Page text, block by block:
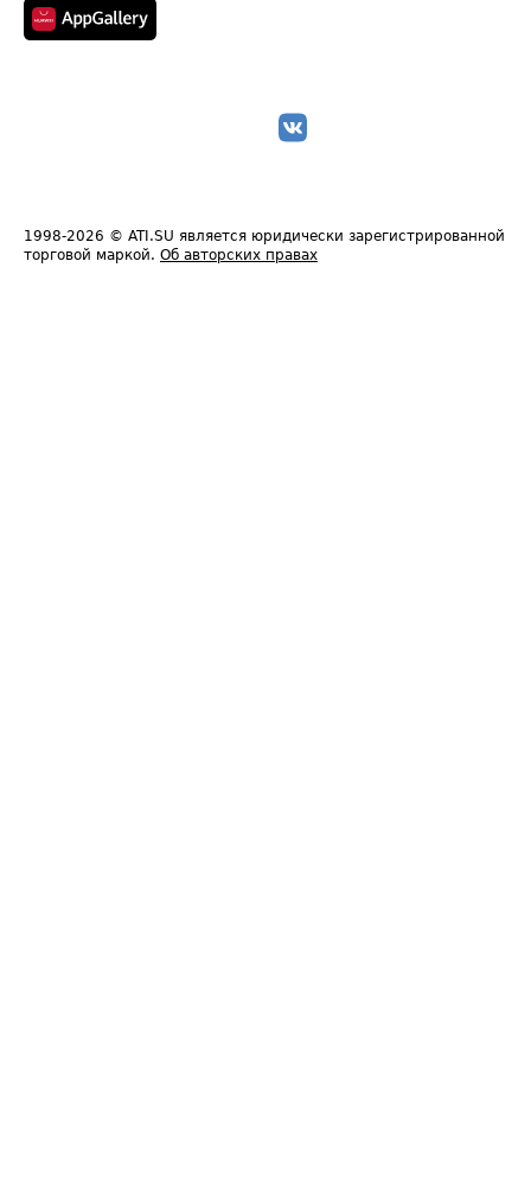
1998-2026 © ATI.SU является юридически зарегистрированной
торговой маркой. Об авторских правах